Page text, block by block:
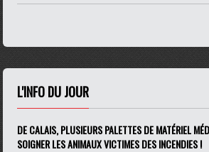
L'INFO DU JOUR
DE CALAIS, PLUSIEURS PALETTES DE MATÉRIEL
SOIGNER LES ANIMAUX VICTIMES DES INCENDIES !